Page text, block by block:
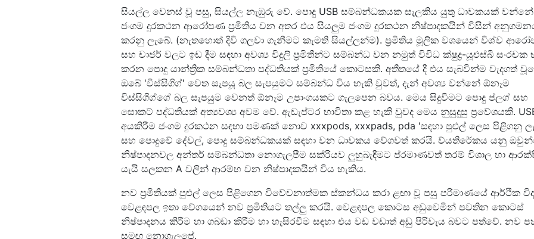
සියල්ල වෙනස් වූ පසු, සියල්ල නැඹුරු වේ. පොදු USB සම්බන්ධකයක සැලකිය යුතු ධාවකයක්
ජංගම දුරකථන ආරෝපණ ප්‍රමිතිය වන අතර එය සියලුම ජංගම දුරකථන නිෂ්පාදකයින් විසින්
කරනු ලැබේ. (නැතහොත් දිවි ගලවා ගැනීමට කැමති සියල්ලන්ම). ප්‍රමිතිය මූලික වශයෙන් විශ්ව
සහ චාජර් වලට ඉඩ දීම සඳහා අවශ්‍ය විදුලි ප්‍රමිතීන්ට සම්බන්ධ වන නමුත් විවිධ ක්ෂුද්‍ර-යූඑස්බී සංරචක
කරන පොදු යාන්ත්‍රික සම්බන්ධතා පද්ධතියක් ප්‍රමිතියේ කොටසකි. අතීතයේ දී එය සැබවින්ම වැදගත්
ඔබේ 'විස්සිගිග්' වෙත සැපයූ බල සැපයුමට සම්බන්ධ විය හැකි වුවත්, දැන් අවශ්‍ය වන්නේ ඕනෑම
විස්සිගිග්ගේ බල සැපයුම වෙනත් ඕනෑම උපාංගයකට ගැලපෙන බවය. මෙය සිදුවීමට පොදු ප්ලග් සහ
සොකට් පද්ධතියක් අත්‍යවශ්‍ය අවම වේ. ඇඩැප්ටර භාවිතා කළ හැකි වුවද මෙය නුසුදුසු ප්‍රවේශයකි.
අයකිරීම ජංගම දුරකථන සඳහා පමණක් නොව xxxpods, xxxpads, pda 'සඳහා පුළුල් ලෙස පිළිගනු
සහ පොදුවේ දේවල්, පොදු සම්බන්ධකයක් සඳහා වන ධාවකය වේගවත් කරයි. ව්යතිරේකය යනු
නිෂ්පාදනවල අන්තර් සම්බන්ධතා නොගැලපීම සක්රියව ලුහුබැඳීමට ප්රමාණවත් තරම් විශාල හා
යැයි සලකන A වලින් ආරම්භ වන නිෂ්පාදකයින් විය හැකිය.
නව ප්‍රමිතියක් පුළුල් ලෙස පිළිගෙන විවේචනාත්මක ස්කන්ධය කරා ළඟා වූ පසු පරිමාණයේ ආර්ථික
වෙළඳපල ඉතා වේගයෙන් නව ප්‍රමිතියට තල්ලු කරයි. වෙළඳපල කොටස අඩුවෙමින් පවතින කොටස්
නිෂ්පාදනය කිරීම හා ගබඩා කිරීම හා හැසිරවීම සඳහා එය වඩ වඩාත් අඩු පිරිවැය බවට පත්වේ. නව
සමඟ නොගැලපේ.